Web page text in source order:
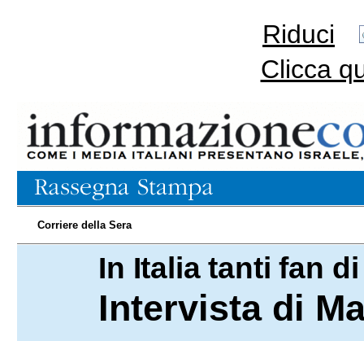
Riduci
Clicca
Corriere della Sera
In Italia tanti fan
Intervista di